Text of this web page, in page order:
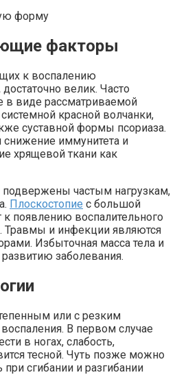
факторы
к воспалению
достаточно велик. Часто
в виде рассматриваемой
красной волчанки,
суставной формы псориаза.
снижение иммунитета и
хрящевой ткани как
частым нагрузкам,
Плоскостопие с большой
появлению воспалительного
Травмы и инфекции являются
Избыточная масса тела и
заболевания.
или с резким
В первом случае
в ногах, слабость,
тесной. Чуть позже можно
сгибании и разгибании